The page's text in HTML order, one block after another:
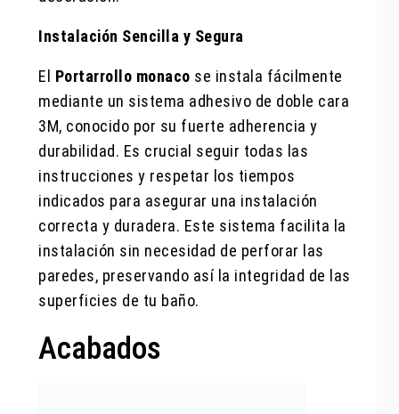
Instalación Sencilla y Segura
El Portarrollo monaco se instala fácilmente
mediante un sistema adhesivo de doble cara
3M, conocido por su fuerte adherencia y
durabilidad. Es crucial seguir todas las
instrucciones y respetar los tiempos
indicados para asegurar una instalación
correcta y duradera. Este sistema facilita la
instalación sin necesidad de perforar las
paredes, preservando así la integridad de las
superficies de tu baño.
Acabados